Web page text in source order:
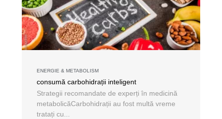
ENERGIE & METABOLISM
consumă carbohidrații inteligent
Strategii recomandate de experți în medicină
metabolicăCarbohidrații au fost multă vreme
tratați cu...